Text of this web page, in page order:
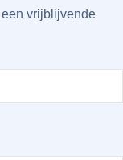
vrijblijvende